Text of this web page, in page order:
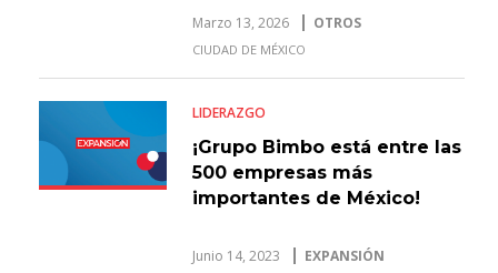
Marzo 13, 2026 OTROS
CIUDAD DE MÉXICO
LIDERAZGO
¡Grupo Bimbo está entre las
500 empresas más
importantes de México!
Junio 14, 2023 EXPANSIÓN